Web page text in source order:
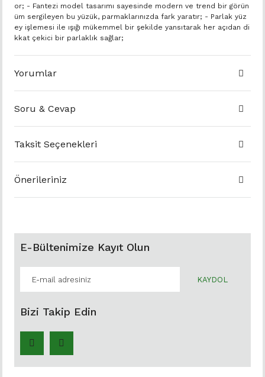
or; - Fantezi model tasarımı sayesinde modern ve trend bir görün
üm sergileyen bu yüzük, parmaklarınızda fark yaratır; - Parlak yüz
ey işlemesi ile ışığı mükemmel bir şekilde yansıtarak her açıdan di
kkat çekici bir parlaklık sağlar;
Yorumlar
Soru & Cevap
Taksit Seçenekleri
Önerileriniz
E-Bültenimize Kayıt Olun
KAYDOL
Bizi Takip Edin